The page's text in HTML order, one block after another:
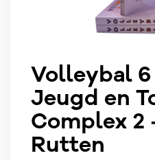
Volleybal
Jeugd en
Complex 2
Rutten